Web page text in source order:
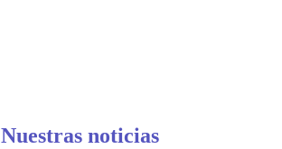
Nuestras noticias